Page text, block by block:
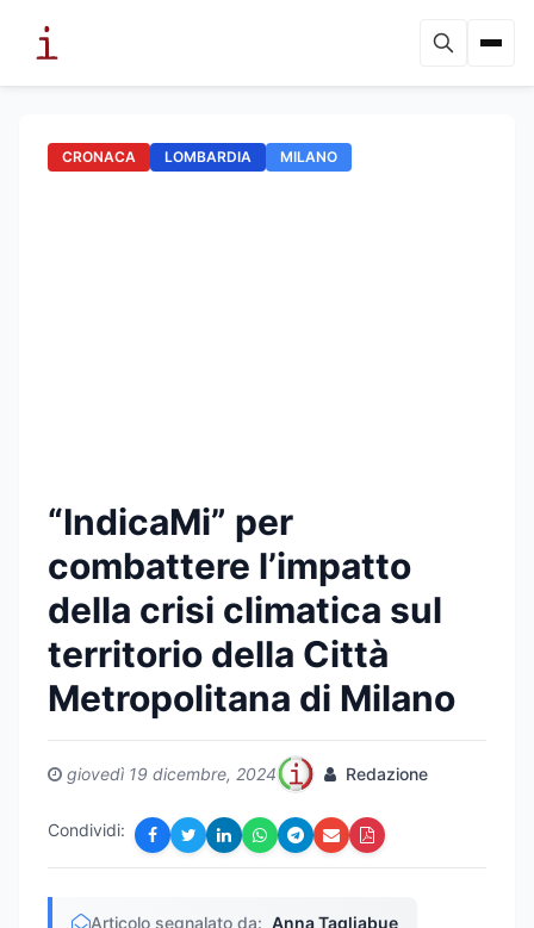
CRONACA LOMBARDIA MILANO
“IndicaMi” per
combattere l’impatto
della crisi climatica sul
territorio della Città
Metropolitana di Milano
giovedì 19 dicembre, 2024 Redazione
Condividi:
Articolo segnalato da: Anna Tagliabue